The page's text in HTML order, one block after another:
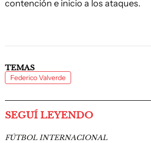
contención e inicio a los ataques.
TEMAS
Federico Valverde
SEGUÍ LEYENDO
FÚTBOL INTERNACIONAL